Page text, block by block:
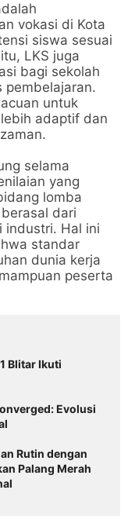
vokasi di Kota
siswa sesuai
LKS juga
bagi sekolah
pembelajaran.
untuk
adaptif dan
selama
yang
lomba
dari
industri. Hal ini
standar
dunia kerja
peserta
Blitar Ikuti
Evolusi
Rutin dengan
Palang Merah